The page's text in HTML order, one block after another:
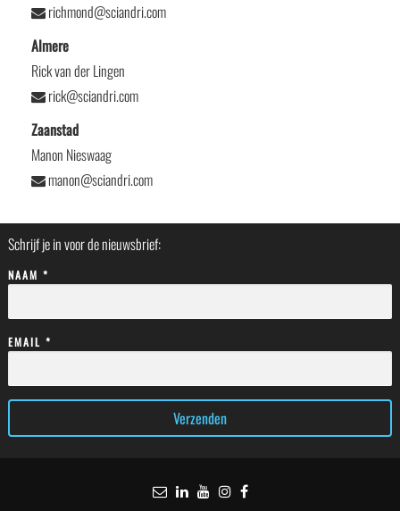
richmond@sciandri.com
Almere
Rick van der Lingen
rick@sciandri.com
Zaanstad
Manon Nieswaag
manon@sciandri.com
Schrijf je in voor de nieuwsbrief:
NAAM *
EMAIL *